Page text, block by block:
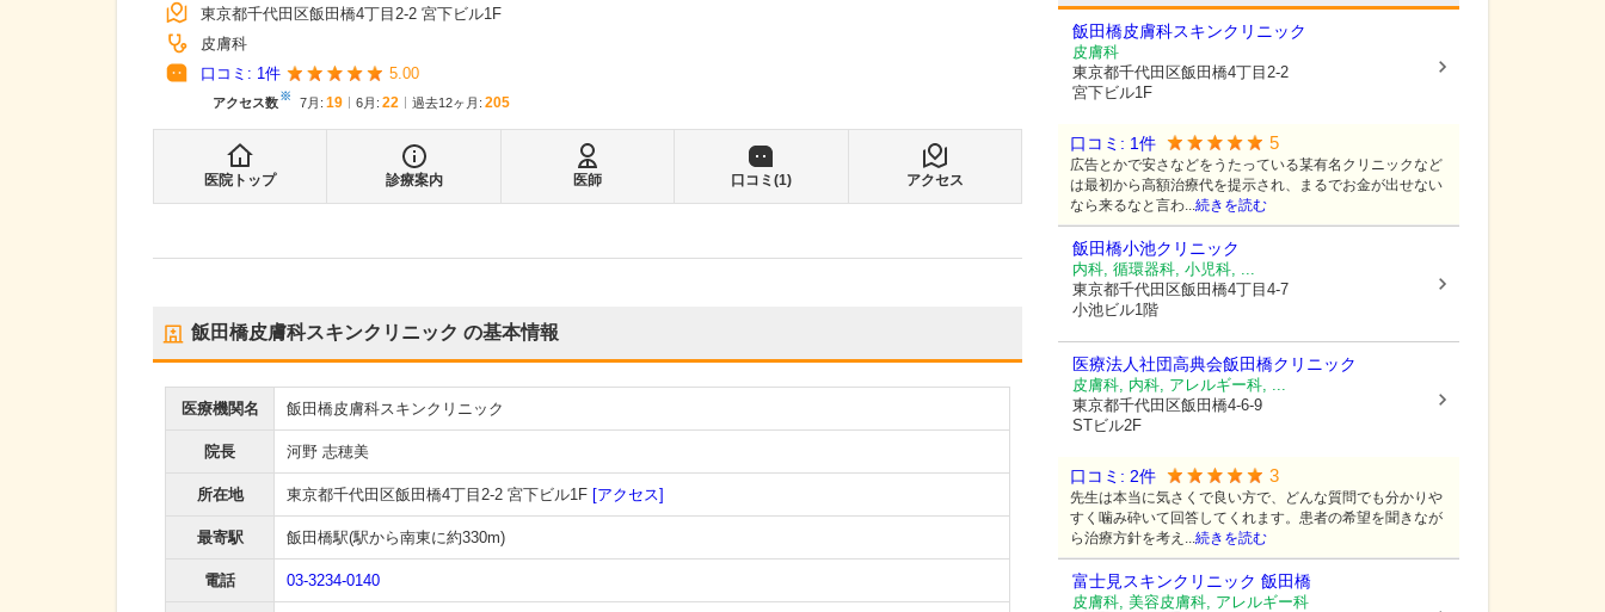
東京都千代田区飯田橋4丁目2-2 宮下ビル1F
皮膚科
口コミ: 1件 5.00
アクセス数※ 7月 : 19 6月 : 22 過去12ヶ月: 205
医院トップ 診療案内 医師 口コミ(1) アクセス
飯田橋皮膚科スキンクリニック の基本情報
医療機関名 飯田橋皮膚科スキンクリニック
院長 河野 志穂美
所在地 東京都千代田区飯田橋4丁目2-2 宮下ビル1F [アクセス]
最寄駅 飯田橋駅(駅から南東に約330m)
電話 03-3234-0140
飯田橋皮膚科スキンクリニック
皮膚科
東京都千代田区飯田橋4丁目2-2
宮下ビル1F
口コミ: 1件 5
広告とかで安さなどをうたっている某有名クリニックなど
は最初から高額治療代を提示され、まるでお金が出せない
なら来るなと言わ...続きを読む
飯田橋小池クリニック
内科, 循環器科, 小児科, ...
東京都千代田区飯田橋4丁目4-7
小池ビル1階
医療法人社団高典会飯田橋クリニック
皮膚科, 内科, アレルギー科, ...
東京都千代田区飯田橋4-6-9
STビル2F
口コミ: 2件 3
先生は本当に気さくで良い方で、どんな質問でも分かりや
すく噛み砕いて回答してくれます。患者の希望を聞きなが
ら治療方針を考え...続きを読む
富士見スキンクリニック 飯田橋
皮膚科, 美容皮膚科, アレルギー科